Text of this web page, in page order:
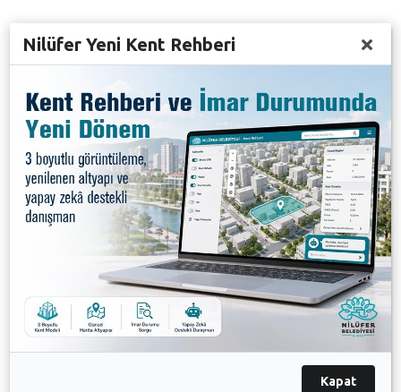
Etkinliğin başlangıcında sağlıklı yaşam için sporun
önemine değinen Nilüfer Belediye Başkanı Turgay
Erdem, herkesin kendi sağlığıyla ilgili karar verici
olduğunu ve kendi yaşam kalitesini artırmak için
herkesin doğru seçimler yapması gerektiğini
söyledi. Bütün Nilüferlileri “Sağlığa Adım At”
etkinliğine katılmaya davet eden Başkan Erdem,
“Çocuklarımıza sağlıklı bir yaşam armağan etmek
istiyorsak onlara hem doğru beslenme, hem de
düzenli spor yapma konusunda gerekli alışkanlıkları
kazandırmalıyız. O nedenle her yaştan Nilüferlinin
yaşlısıyla genciyle bu etkinliklere katılmasını ve
çevresinde de bu konuda bir farkındalık yaratmasını
istiyoruz. Hepinize sağlıklı mutlu günler diliyorum”
Nilüfer Yeni Kent Rehberi
Kapat